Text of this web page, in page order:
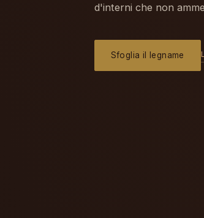
d'interni che non
Sfoglia il legname